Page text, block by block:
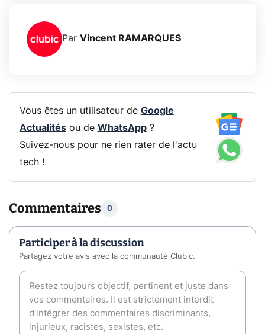
Par Vincent RAMARQUES
Vous êtes un utilisateur de Google
Actualitésou de WhatsApp?
Suivez-nous pour ne rien rater de l'actu
tech !
Commentaires 0
Participer à la discussion
Partagez votre avis avec la communauté Clubic.